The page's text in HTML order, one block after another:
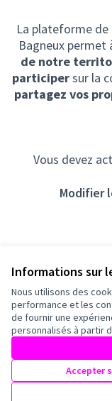
Informations sur
Nous utilisons des
performance et les
de fournir une
personnalisés à partir
Accepter
La plateforme
Bagneux permet
de notre
participersur la
partagez vos
Vous devez
Modifier
Voir toutes les